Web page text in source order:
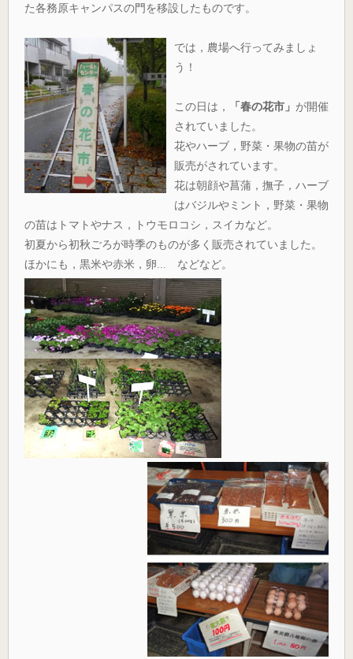
た各務原キャンパスの門を移設したものです。
では，農場へ行ってみましょ
う！
この日は， 「春の花市」 が開催
されていました。
花やハーブ，野菜・果物の苗が
販売がされています。
花は朝顔や菖蒲，撫子，ハーブ
はバジルやミント，野菜・果物
の苗はトマトやナス，トウモロコシ，スイカなど。
初夏から初秋ごろが時季のものが多く販売されていました。
ほかにも，黒米や赤米，卵... などなど。